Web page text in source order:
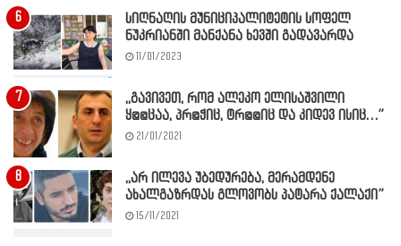
სიღნაღის მუნიციპალიტეტის სოფელ
ნუკრიანში მანქანა ხევში გადავარდა
11/01/2023
,,გავივეთ, რომ ალეკო ელისაშვილი
ყ@@ცაა, პრ@ჭიც, ტრ@@იც და კიდევ ისიც…”
21/01/2021
,,არ ილევა უბედურება, მერამდენე
ახალგაზრდას გლოვობს პატარა ქალაქი”
15/11/2021